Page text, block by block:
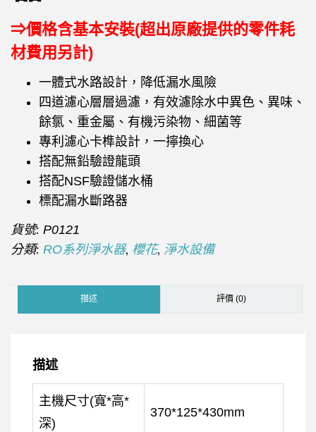
⇒價格含基本安裝(超出原廠提供的零件耗
材費用另計)
一體式水路設計，降低漏水風險
四道濾心層層過濾，有效濾除水中異色、異味、
餘氯、重金屬、有機污染物、細菌等
專利濾心卡榫設計，一擰換心
搭配無鉛驗證龍頭
搭配NSF驗證儲水桶
標配漏水斷路器
貨號: P0121
分類: RO系列淨水器, 櫻花, 淨水設備
描述 評價 (0)
描述
主機尺寸(寬*高*
深)
370*125*430mm